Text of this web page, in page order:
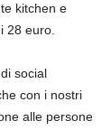
kitchen e
28 euro.
social
con i nostri
alle persone